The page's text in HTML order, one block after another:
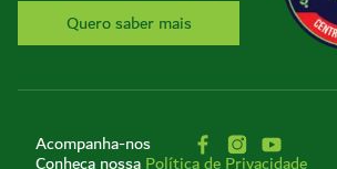
Quero saber mais
Acompanha-nos